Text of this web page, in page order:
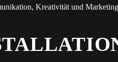
Kreativität und